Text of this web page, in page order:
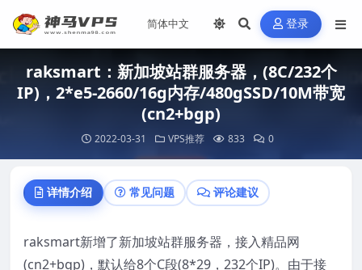
登录
raksmart：新加坡站群服务器，(8C/232个
IP)，2*e5-2660/16g内存/480gSSD/10M带宽
(cn2+bgp)
2022-03-31 VPS推荐 833 0
详情介绍 常见问题 评论建议
raksmart新增了新加坡站群服务器，接入精品网
(cn2+bgp)，默认给8个C段(8*29，232个IP)。由于接